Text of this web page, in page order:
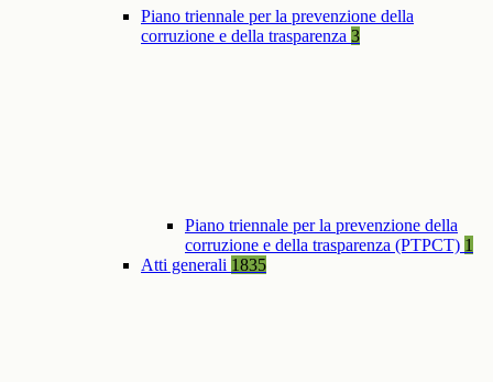
Piano triennale per la prevenzione della
corruzione e della trasparenza 3
Piano triennale per la prevenzione della
corruzione e della trasparenza (PTPCT) 1
Atti generali 1835